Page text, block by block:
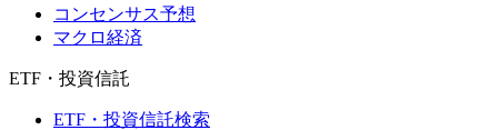
コンセンサス予想
マクロ経済
ETF・投資信託
ETF・投資信託検索